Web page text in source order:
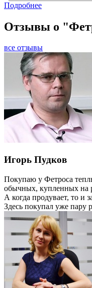
Подробнее
Отзывы о
все отзывы
Игорь Пудков
Покупаю у Фетроса
обычных, купленных на
А когда продувает, то и
Здесь покупал уже пару